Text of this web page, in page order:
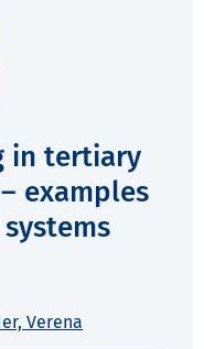
in tertiary
examples
Verena